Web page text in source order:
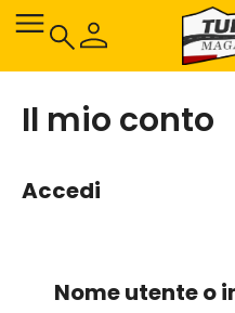
Il mio conto
Accedi
Nome utente o